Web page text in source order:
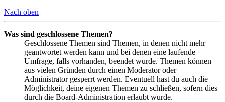
Nach oben
Was sind geschlossene Themen?
Geschlossene Themen sind Themen, in denen nicht mehr
geantwortet werden kann und bei denen eine laufende
Umfrage, falls vorhanden, beendet wurde. Themen können
aus vielen Gründen durch einen Moderator oder
Administrator gesperrt werden. Eventuell hast du auch die
Möglichkeit, deine eigenen Themen zu schließen, sofern dies
durch die Board-Administration erlaubt wurde.